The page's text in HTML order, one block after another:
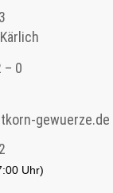
– 0
gewuerze.de
Uhr)